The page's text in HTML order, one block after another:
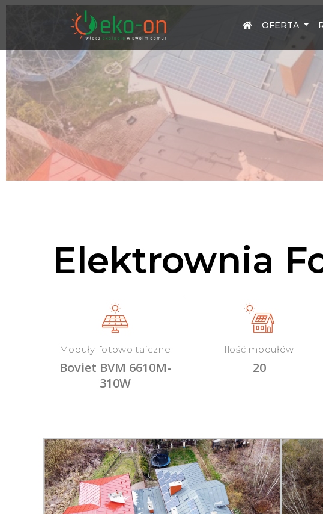
OFERTA
Elektrownia
Moduły fotowoltaiczne
Boviet BVM 6610M-
310W
Ilość modułów
20